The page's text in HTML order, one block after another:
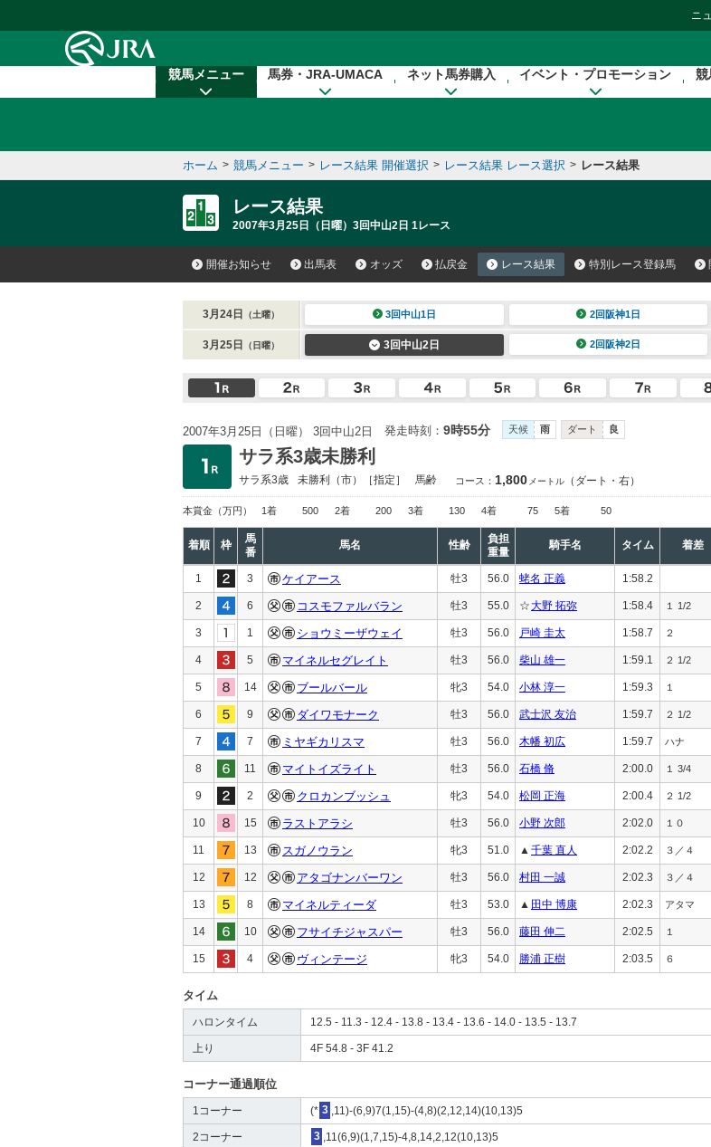
ニ
競馬メニュー 馬券・JRA-UMACA ネット馬券購入 イベント・プロモーション 競
ホーム > 競馬メニュー > レース結果 開催選択 > レース結果 レース選択 > レース結果
レース結果
2007年3月25日（日曜）3回中山2日 1レース
開催お知らせ 出馬表 オッズ 払戻金 レース結果 特別レース登録馬
3月24日 （土曜） 3回中山1日 2回阪神1日
3月25日 （日曜） 3回中山2日 2回阪神2日
2007年3月25日（日曜） 3回中山2日 発走時刻： 9時55分 天候 雨 ダート 良
サラ系3歳未勝利
サラ系3歳 未勝利 （市）［指定］ 馬齢 コース： 1,800 メートル （ダート・右）
本賞金 （万円） 1着 500 2着 200 3着 130 4着 75 5着 50
着順 枠
馬
番
馬名 性齢
負担
重量
騎手名 タイム 着差
1 3 ケイアース 牡3 56.0 蛯名 正義 1:58.2
2 6 コスモファルバラン 牡3 55.0 ☆大野 拓弥 1:58.4 １ 1/2
3 1 ショウミーザウェイ 牡3 56.0 戸崎 圭太 1:58.7 ２
4 5 マイネルセグレイト 牡3 56.0 柴山 雄一 1:59.1 ２ 1/2
5 14 ブールバール 牝3 54.0 小林 淳一 1:59.3 １
6 9 ダイワモナーク 牡3 56.0 武士沢 友治 1:59.7 ２ 1/2
7 7 ミヤギカリスマ 牡3 56.0 木幡 初広 1:59.7 ハナ
8 11 マイトイズライト 牡3 56.0 石橋 脩 2:00.0 １ 3/4
9 2 クロカンブッシュ 牝3 54.0 松岡 正海 2:00.4 ２ 1/2
10 15 ラストアラシ 牡3 56.0 小野 次郎 2:02.0 １０
11 13 スガノウラン 牝3 51.0 ▲ 千葉 直人 2:02.2 ３／４
12 12 アタゴナンバーワン 牡3 56.0 村田 一誠 2:02.3 ３／４
13 8 マイネルティーダ 牡3 53.0 ▲ 田中 博康 2:02.3 アタマ
14 10 フサイチジャスパー 牡3 56.0 藤田 伸二 2:02.5 １
15 4 ヴィンテージ 牝3 54.0 勝浦 正樹 2:03.5 ６
タイム
ハロンタイム 12.5 - 11.3 - 12.4 - 13.8 - 13.4 - 13.6 - 14.0 - 13.5 - 13.7
上り 4F 54.8 - 3F 41.2
コーナー通過順位
1コーナー (* 3 ,11)-(6,9)7(1,15)-(4,8)(2,12,14)(10,13)5
2コーナー 3 ,11(6,9)(1,7,15)-4,8,14,2,12(10,13)5